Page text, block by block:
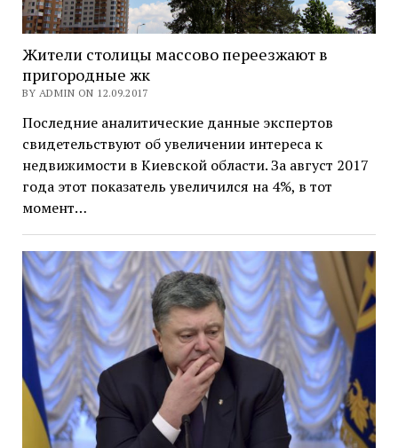
Жители столицы массово переезжают в
пригородные жк
BY ADMIN ON 12.09.2017
Последние аналитические данные экспертов
свидетельствуют об увеличении интереса к
недвижимости в Киевской области. За август 2017
года этот показатель увеличился на 4%, в тот
момент…